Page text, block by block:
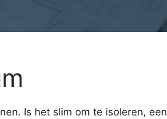
Is het slim om te isoleren, een